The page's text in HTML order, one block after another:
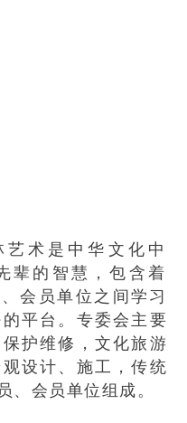
术是中华文化中
辈的智慧，包含着
会员单位之间学习
平台。专委会主要
护维修，文化旅游
设计、施工，传统
、会员单位组成。